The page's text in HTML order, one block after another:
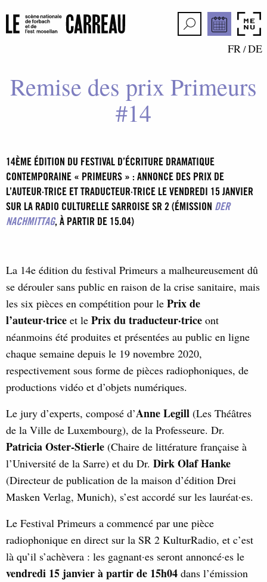
FR/DE
Remise des prix Primeurs
#14
14ÈME ÉDITION DU FESTIVAL D’ÉCRITURE DRAMATIQUE
CONTEMPORAINE « PRIMEURS » : ANNONCE DES PRIX DE
L’AUTEUR·TRICE ET TRADUCTEUR·TRICE LE VENDREDI 15 JANVIER
SUR LA RADIO CULTURELLE SARROISE SR 2 (ÉMISSION DER
NACHMITTAG, À PARTIR DE 15.04)
La 14e édition du festival Primeurs a malheureusement dû
se dérouler sans public en raison de la crise sanitaire, mais
les six pièces en compétition pour le Prix de
l’auteur·trice et le Prix du traducteur·trice ont
néanmoins été produites et présentées au public en ligne
chaque semaine depuis le 19 novembre 2020,
respectivement sous forme de pièces radiophoniques, de
productions vidéo et d’objets numériques.
Le jury d’experts, composé d’Anne Legill (Les Théâtres
de la Ville de Luxembourg), de la Professeure. Dr.
Patricia Oster-Stierle (Chaire de littérature française à
l’Université de la Sarre) et du Dr. Dirk Olaf Hanke
(Directeur de publication de la maison d’édition Drei
Masken Verlag, Munich), s’est accordé sur les lauréat·es.
Le Festival Primeurs a commencé par une pièce
radiophonique en direct sur la SR 2 KulturRadio, et c’est
là qu’il s’achèvera : les gagnant·es seront annoncé·es le
vendredi 15 janvier à partir de 15h04 dans l’émission